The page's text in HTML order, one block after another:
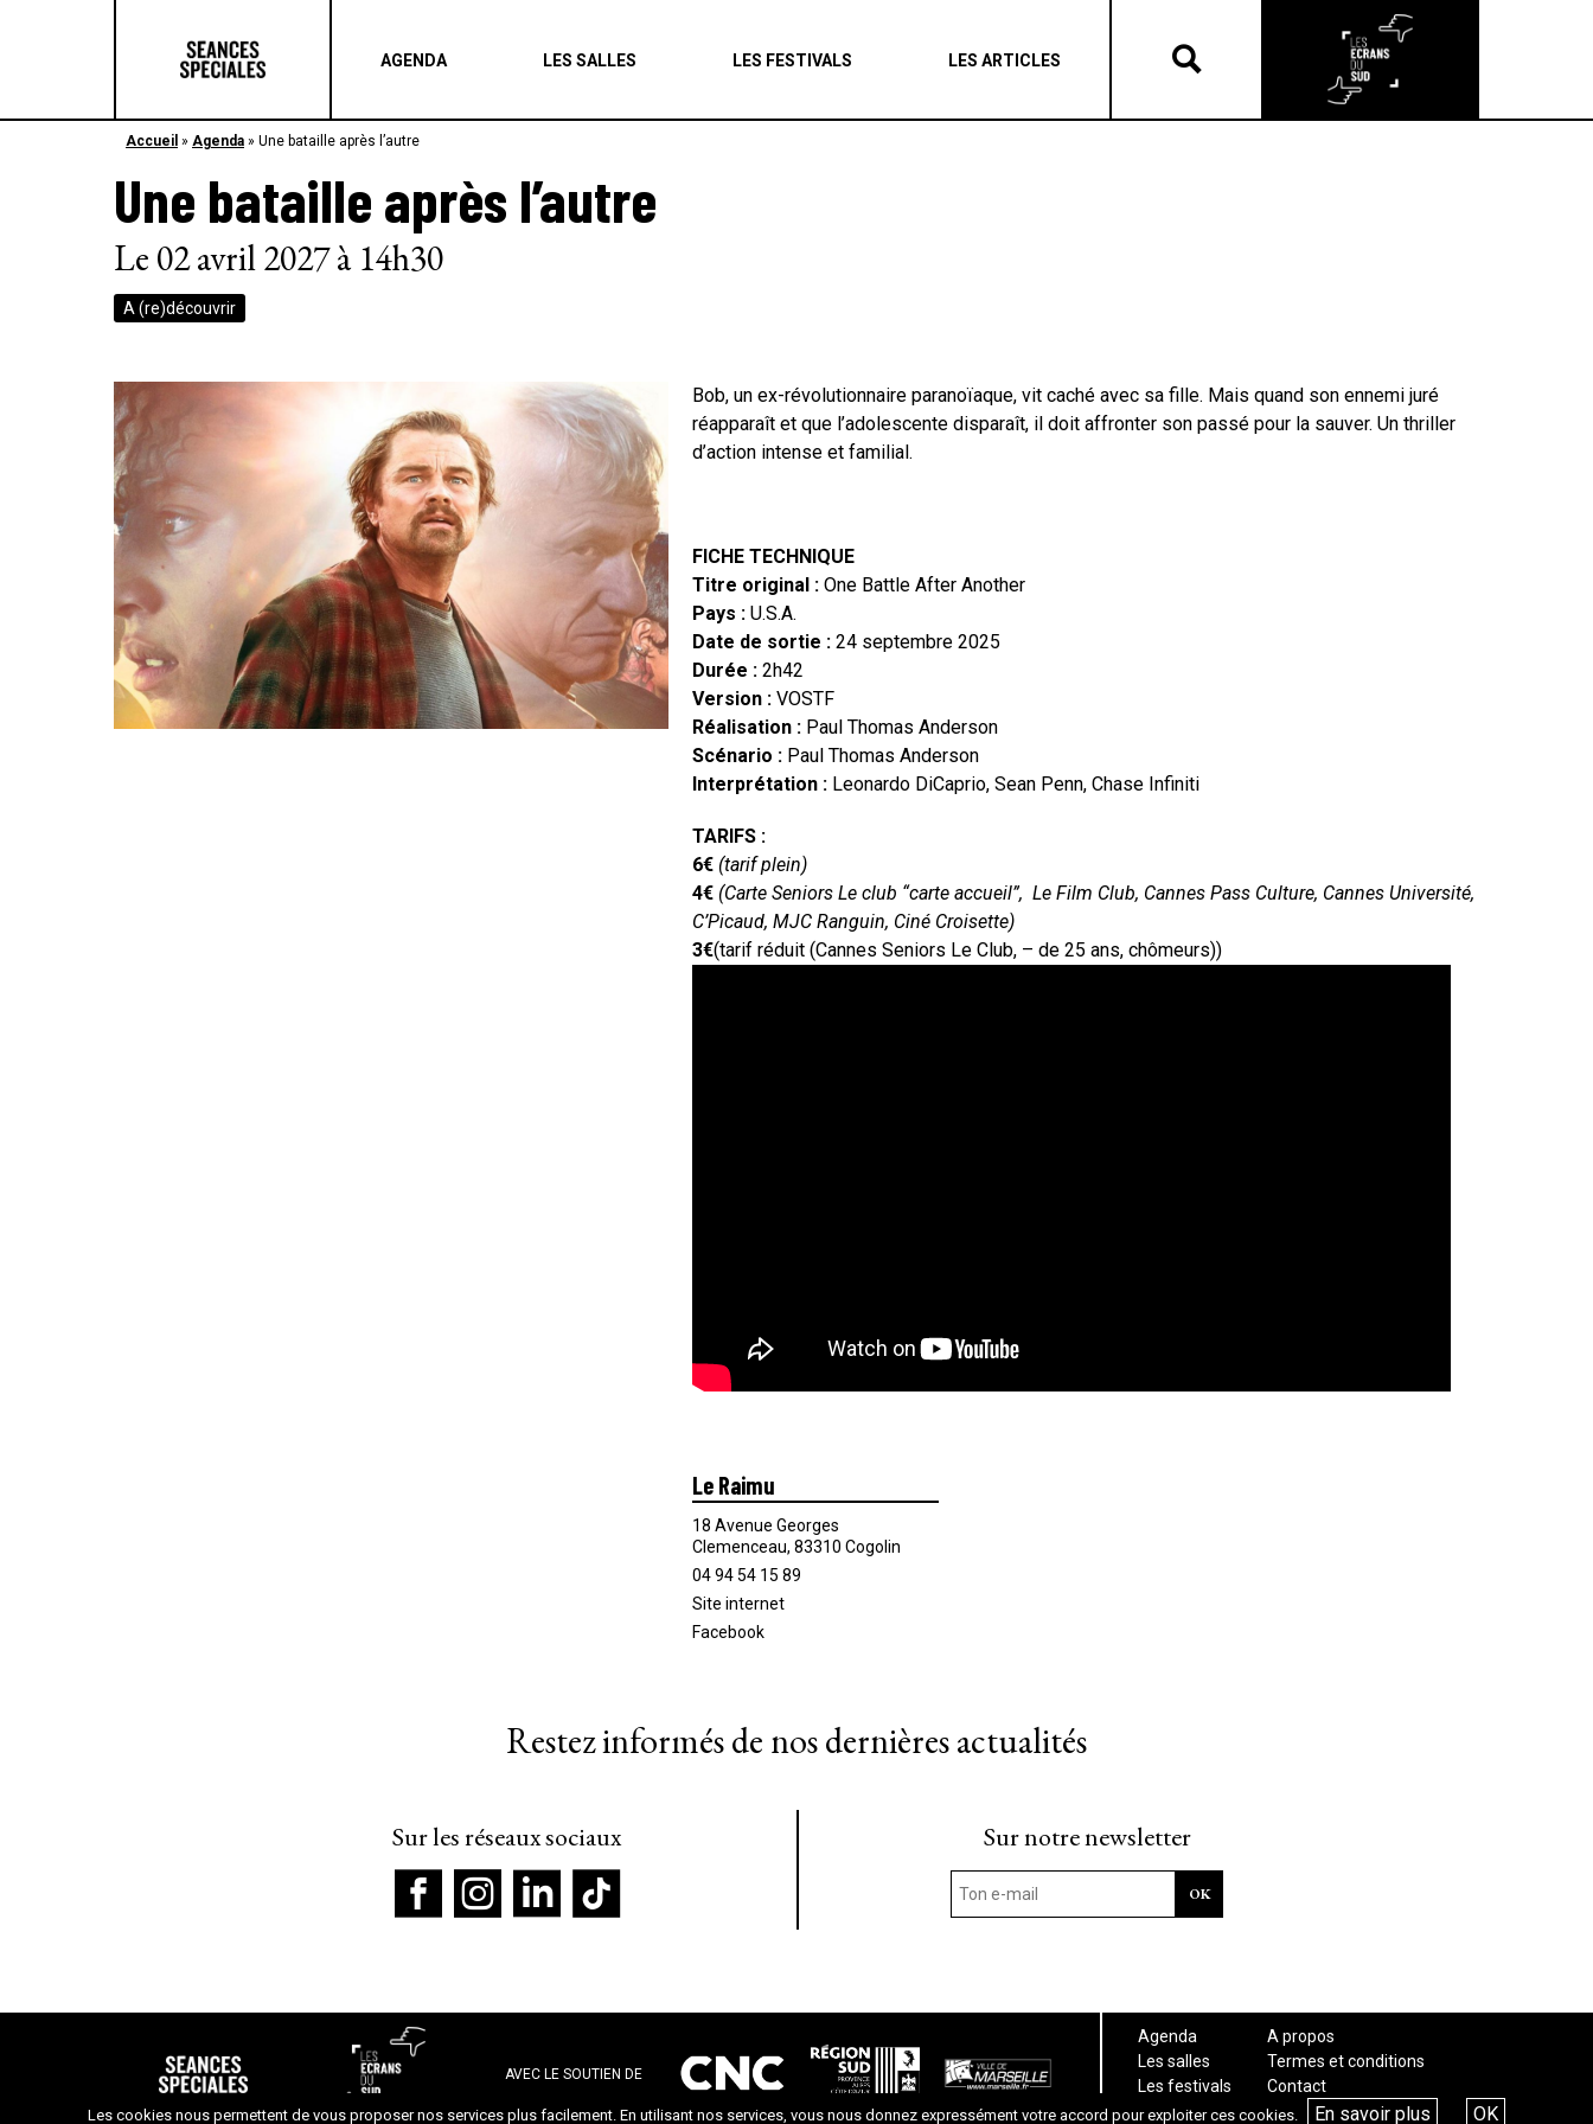
AGENDA LES SALLES LES FESTIVALS LES ARTICLES
Accueil » Agenda » Une bataille après l’autre
Une bataille après l’autre
Le 02 avril 2027 à 14h30
A (re)découvrir
Bob, un ex-révolutionnaire paranoïaque, vit caché avec sa fille. Mais quand son ennemi juré
réapparaît et que l’adolescente disparaît, il doit affronter son passé pour la sauver. Un thriller
d’action intense et familial.
FICHE TECHNIQUE
Titre original :One Battle After Another
Pays : U.S.A.
Date de sortie : 24 septembre 2025
Durée :2h42
Version : VOSTF
Réalisation : Paul Thomas Anderson
Scénario : Paul Thomas Anderson
Interprétation : Leonardo DiCaprio, Sean Penn, Chase Infiniti
TARIFS :
6€ (tarif plein)
4€ (Carte Seniors Le club “carte accueil”, Le Film Club, Cannes Pass Culture, Cannes Université,
C’Picaud, MJC Ranguin, Ciné Croisette)
3€(tarif réduit (Cannes Seniors Le Club, – de 25 ans, chômeurs))
Le Raimu
18 Avenue Georges
Clemenceau, 83310 Cogolin
04 94 54 15 89
Site internet
Facebook
Restez informés de nos dernières actualités
Sur les réseaux sociaux Sur notre newsletter
AVEC LE SOUTIEN DE
Agenda
Les salles
Les festivals
Les articles
A propos
Termes et conditions
Contact
Les cookies nous permettent de vous proposer nos services plus facilement. En utilisant nos services, vous nous donnez expressément votre accord pour exploiter ces cookies. En savoir plus OK